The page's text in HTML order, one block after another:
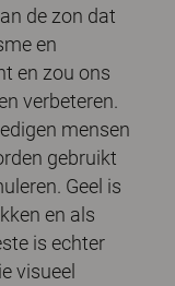
de zon dat
en
en zou ons
verbeteren.
mensen
gebruikt
Geel is
en als
is echter
visueel